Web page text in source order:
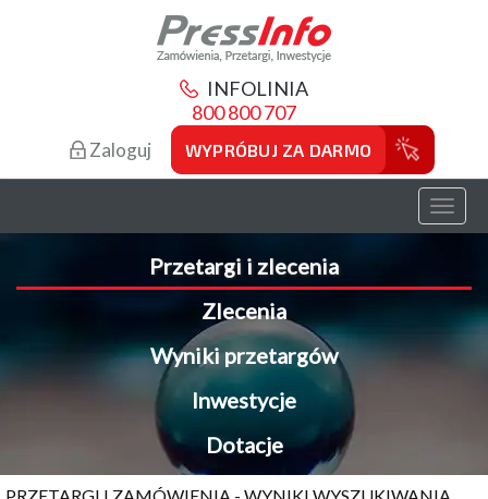
INFOLINIA
800 800 707
Zaloguj WYPRÓBUJ ZA DARMO
Toggle
Przetargi i zlecenia
Zlecenia
Wyniki przetargów
Inwestycje
Dotacje